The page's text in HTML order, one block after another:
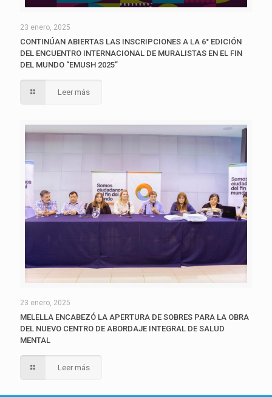
23 enero, 2025
CONTINÚAN ABIERTAS LAS INSCRIPCIONES A LA 6° EDICIÓN
DEL ENCUENTRO INTERNACIONAL DE MURALISTAS EN EL FIN
DEL MUNDO “EMUSH 2025”
Leer más
23 enero, 2025
MELELLA ENCABEZÓ LA APERTURA DE SOBRES PARA LA OBRA
DEL NUEVO CENTRO DE ABORDAJE INTEGRAL DE SALUD
MENTAL
Leer más